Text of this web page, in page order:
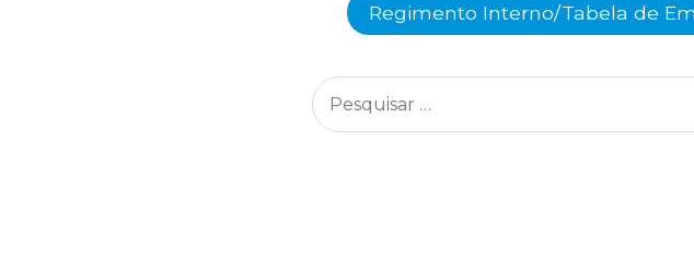
Regimento Interno/Tabela de
Pesquisar
por: